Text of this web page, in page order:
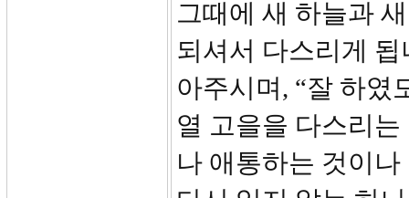
그때에 새 하늘과
되셔서 다스리게
아주시며, “잘 하였
열 고을을 다스리
나 애통하는 것이